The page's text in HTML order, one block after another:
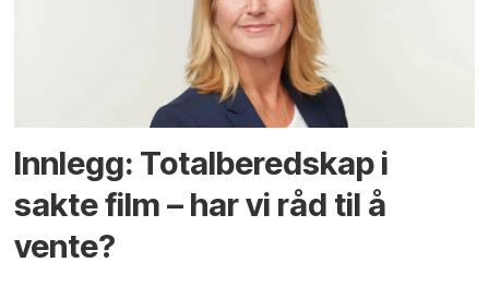
Innlegg: Totalberedskap i
sakte film – har vi råd til å
vente?